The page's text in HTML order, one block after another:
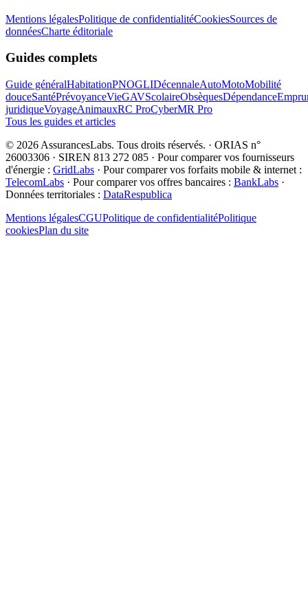
Mentions légalesPolitique de confidentialitéCookiesSources de
donnéesCharte éditoriale
Guides complets
Guide généralHabitationPNOGLIDécennaleAutoMotoMobilité
douceSantéPrévoyanceVieGAVScolaireObsèquesDépendance
juridiqueVoyageAnimauxRC ProCyberMR Pro
Tous les guides et articles
© 2026 AssurancesLabs. Tous droits réservés. · ORIAS n°
26003306 · SIREN 813 272 085 · Pour comparer vos fournisseurs
d'énergie : GridLabs · Pour comparer vos forfaits mobile & internet :
TelecomLabs · Pour comparer vos offres bancaires : BankLabs ·
Données territoriales : DataRespublica
Mentions légalesCGUPolitique de confidentialitéPolitique
cookiesPlan du site